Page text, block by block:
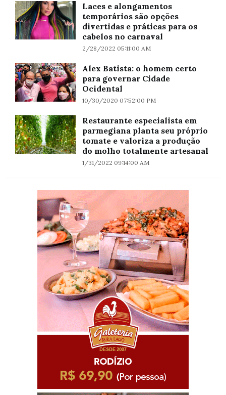
Laces e alongamentos
temporários são opções
divertidas e práticas para os
cabelos no carnaval
2/28/2022 05:11:00 AM
Alex Batista: o homem certo
para governar Cidade
Ocidental
10/30/2020 07:52:00 PM
Restaurante especialista em
parmegiana planta seu próprio
tomate e valoriza a produção
do molho totalmente artesanal
1/31/2022 09:14:00 AM